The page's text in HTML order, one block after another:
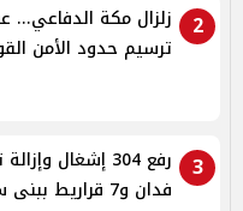
2
زلزال مكة الدفاعي...
ترسيم حدود الأمن
3
رفع 304 إشغال
فدان و7 قراريط ببنى سويف